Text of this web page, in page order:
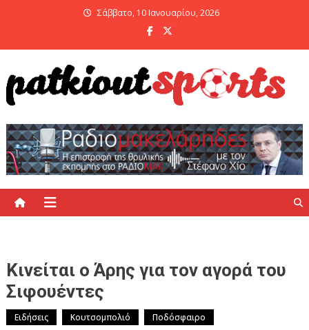
Σάββατο, 10 Ιανουαρίου, 2026
Κινείται ο Άρης για τον αγορά του
Σιφουέντες
Ειδήσεις Κουτσομπολιό Ποδόσφαιρο